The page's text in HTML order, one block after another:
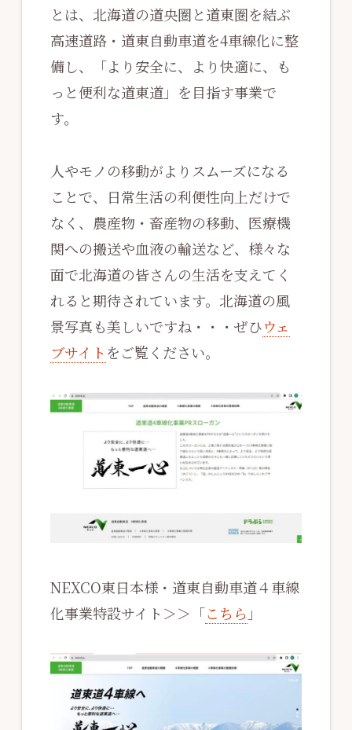
とは、北海道の道央圏と道東圏を結ぶ
高速道路・道東自動車道を4車線化に整
備し、「より安全に、より快適に、も
っと便利な道東道」を目指す事業で
す。
人やモノの移動がよりスムーズになる
ことで、日常生活の利便性向上だけで
なく、農産物・畜産物の移動、医療機
関への搬送や血液の輸送など、様々な
面で北海道の皆さんの生活を支えてく
れると期待されています。北海道の風
景写真も美しいですね・・・ぜひウェ
ブサイト をご覧ください。
NEXCO東日本様・道東自動車道４車線
化事業特設サイト＞＞「こちら 」